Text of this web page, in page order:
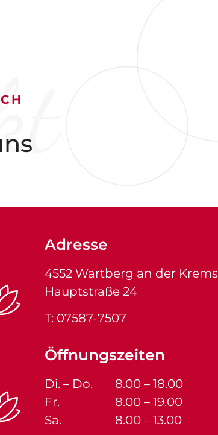
Adresse
4552 Wartberg an der Krems
Hauptstraße 24
T: 07587-7507
Öffnungszeiten
Di. – Do.
Fr.
Sa.
8.00 – 18.00
8.00 – 19.00
8.00 – 13.00